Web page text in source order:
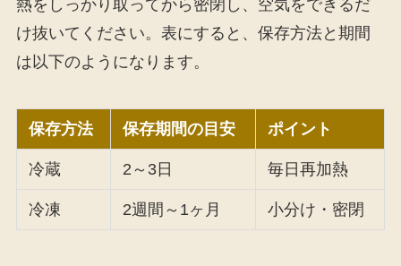
熱をしっかり取ってから密閉し、空気をできるだ
け抜いてください。表にすると、保存方法と期間
は以下のようになります。
保存方法 保存期間の目安 ポイント
冷蔵 2～3日 毎日再加熱
冷凍 2週間～1ヶ月 小分け・密閉